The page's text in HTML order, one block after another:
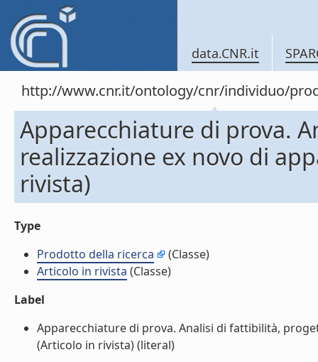
data.CNR.it
http://www.cnr.it/ontology/cnr/individuo/
Apparecchiature di prova.
realizzazione ex novo di
rivista)
Type
Prodotto della ricerca
(Classe)
Articolo in rivista (Classe)
Label
Apparecchiature di prova. Analisi di fattibilità,
(Articolo in rivista) (literal)